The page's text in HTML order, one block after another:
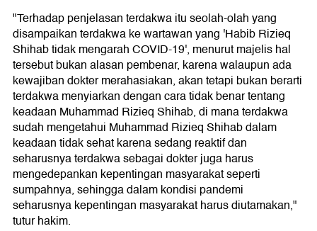
"Terhadap penjelasan terdakwa itu seolah-olah yang
disampaikan terdakwa ke wartawan yang 'Habib Rizieq
Shihab tidak mengarah COVID-19', menurut majelis hal
tersebut bukan alasan pembenar, karena walaupun ada
kewajiban dokter merahasiakan, akan tetapi bukan berarti
terdakwa menyiarkan dengan cara tidak benar tentang
keadaan Muhammad Rizieq Shihab, di mana terdakwa
sudah mengetahui Muhammad Rizieq Shihab dalam
keadaan tidak sehat karena sedang reaktif dan
seharusnya terdakwa sebagai dokter juga harus
mengedepankan kepentingan masyarakat seperti
sumpahnya, sehingga dalam kondisi pandemi
seharusnya kepentingan masyarakat harus diutamakan,"
tutur hakim.